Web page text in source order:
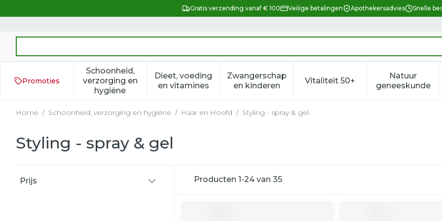
Gratis verzending vanaf € 100 Veilige betalingen Apothekersadvies Snelle
Promoties
Schoonheid,
verzorging en
hygiëne
Toon submenu voor Schoonheid, verzorging en hygiëne categorie
Dieet, voeding
en vitaminesToon submenu voor Dieet, voeding en vitamines categorie
Zwangerschap
en kinderenToon submenu voor Zwangerschap en
Vitaliteit 50+Toon submenu voor
Natuur
geneeskunde
Toon
Home / Schoonheid, verzorging en hygiëne / Haar en Hoofd / Styling - spray & gel
Styling - spray & gel
Prijs
Producten 1-24 van 35